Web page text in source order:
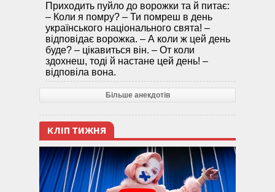
Приходить пуйло до ворожки та й питає:
– Коли я помру? – Ти помреш в день
українського національного свята! –
відповідає ворожка. – А коли ж цей день
буде? – цікавиться він. – От коли
здохнеш, тоді й настане цей день! –
відповіла вона.
Більше анекдотів
КЛІП ТИЖНЯ